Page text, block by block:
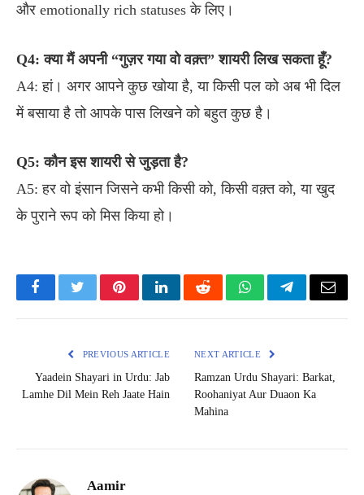
और emotionally rich statuses के लिए।
Q4: क्या मैं अपनी “गुज़र गया वो वक़्त” शायरी लिख सकता हूँ?
A4: हां। अगर आपने कुछ खोया है, या किसी पल को अब भी दिल
में बसाया है तो आपके पास लिखने को बहुत कुछ है।
Q5: कौन इस शायरी से जुड़ता है?
A5: हर वो इंसान जिसने कभी किसी को, किसी वक़्त को, या खुद
के पुराने रूप को मिस किया हो।
FacebookTwitterPinterestLinkedInRedditWhatsAppTelegramEmail
PREVIOUS ARTICLE
Yaadein Shayari in Urdu: Jab
Lamhe Dil Mein Reh Jaate Hain
NEXT ARTICLE
Ramzan Urdu Shayari: Barkat,
Roohaniyat Aur Duaon Ka
Mahina
Aamir